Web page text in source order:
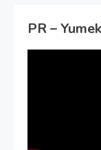
PR –